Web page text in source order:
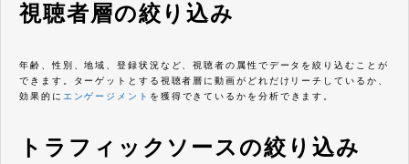
視聴者層の絞り込み
年齢、性別、地域、登録状況など、視聴者の属性でデータを絞り込むことが
できます。ターゲットとする視聴者層に動画がどれだけリーチしているか、
効果的に エンゲージメント を獲得できているかを分析できます。
トラフィックソースの絞り込み